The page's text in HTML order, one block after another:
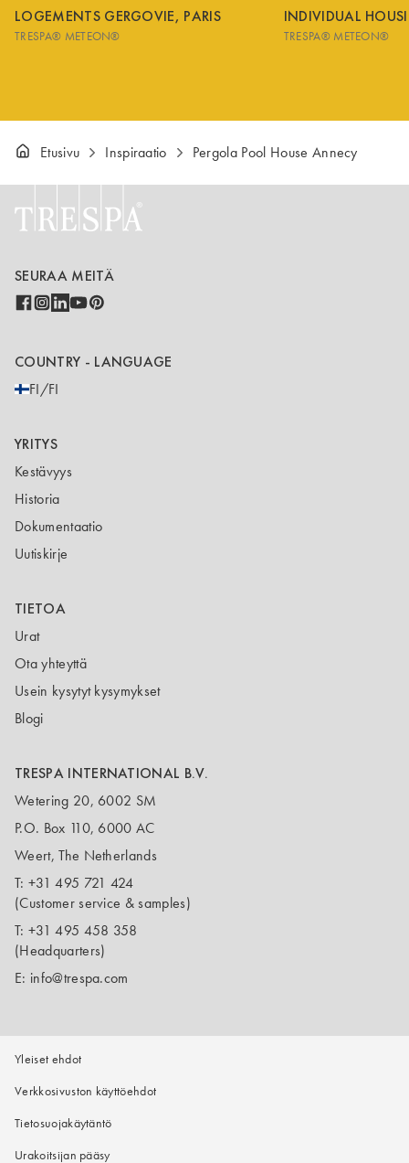
LOGEMENTS GERGOVIE, PARIS
TRESPA® METEON®
INDIVIDUAL
TRESPA® METEON®
Etusivu Inspiraatio Pergola Pool House Annecy
SEURAA MEITÄ
COUNTRY - LANGUAGE
FI/FI
YRITYS
Kestävyys
Historia
Dokumentaatio
Uutiskirje
TIETOA
Urat
Ota yhteyttä
Usein kysytyt kysymykset
Blogi
TRESPA INTERNATIONAL B.V.
Wetering 20, 6002 SM
P.O. Box 110, 6000 AC
Weert, The Netherlands
T: +31 495 721 424
(Customer service & samples)
T: +31 495 458 358
(Headquarters)
E: info@trespa.com
Yleiset ehdot
Verkkosivuston käyttöehdot
Tietosuojakäytäntö
Urakoitsijan pääsy